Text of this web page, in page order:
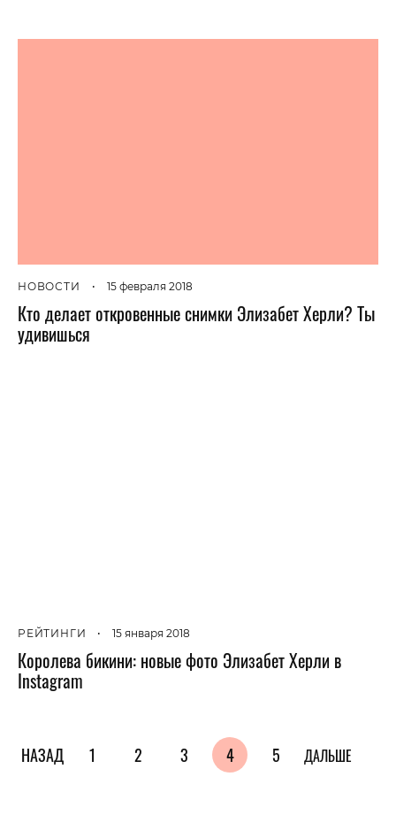
НОВОСТИ • 15 февраля 2018
Кто делает откровенные снимки Элизабет Херли? Ты
удивишься
РЕЙТИНГИ • 15 января 2018
Королева бикини: новые фото Элизабет Херли в
Instagram
НАЗАД 1 2 3 4 5 ДАЛЬШЕ